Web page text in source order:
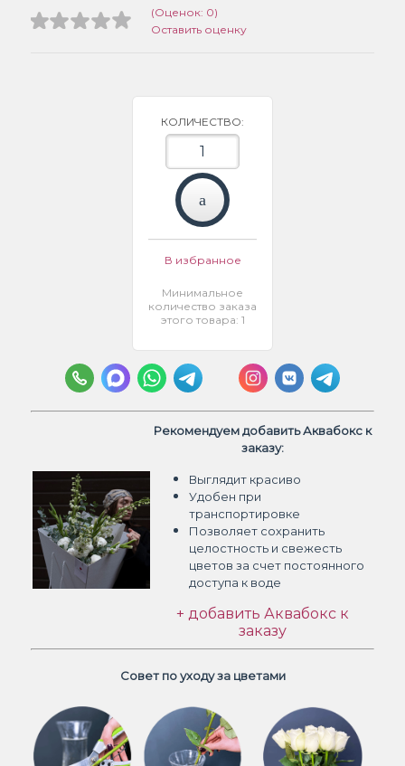
(Оценок: 0)
Оставить оценку
КОЛИЧЕСТВО:
В избранное
Минимальное
количество заказа
этого товара: 1
Рекомендуем добавить Аквабокс к
заказу:
Выглядит красиво
Удобен при
транспортировке
Позволяет сохранить
целостность и свежесть
цветов за счет постоянного
доступа к воде
+ добавить Аквабокс к
заказу
Совет по уходу за цветами